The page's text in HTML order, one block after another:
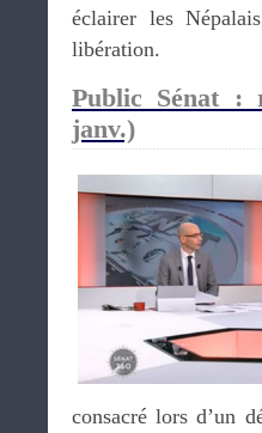
éclairer les
libération.
Public Sénat :
janv.)
consacré lors d’un